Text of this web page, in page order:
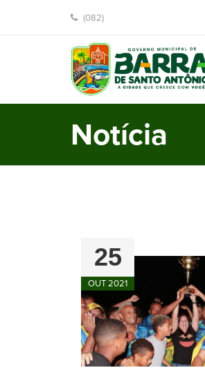
(082)
Notícia
25
OUT 2021